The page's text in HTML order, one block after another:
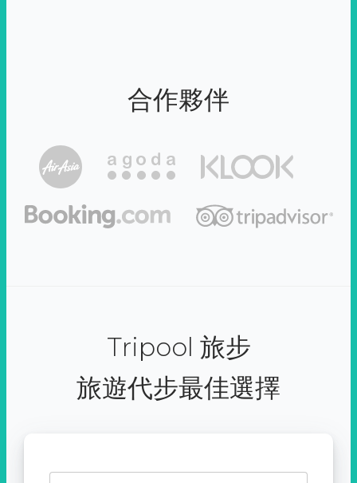
合作夥伴
Tripool 旅步
旅遊代步最佳選擇